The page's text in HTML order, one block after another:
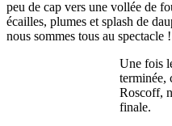
peu de cap vers une vollée de
écailles, plumes et splash de
nous sommes tous au
Une fois
terminée,
Roscoff,
finale.